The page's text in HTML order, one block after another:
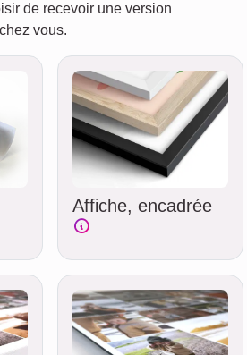
de recevoir une version
vous.
Affiche, encadrée